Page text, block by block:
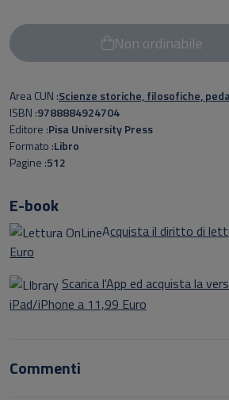
Non ordinabile
Area CUN Scienze storiche, filosofiche,
ISBN 9788884924704
Editore Pisa University Press
Formato Libro
Pagine 512
E-book
Acquista il diritto di
Euro
Scarica l'App ed acquista la
iPad/iPhone a 11,99 Euro
Commenti